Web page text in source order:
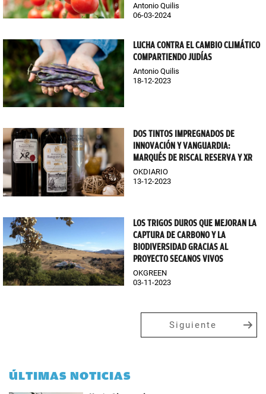
Antonio Quilis
06-03-2024
LUCHA CONTRA EL CAMBIO CLIMÁTICO
COMPARTIENDO JUDÍAS
Antonio Quilis
18-12-2023
DOS TINTOS IMPREGNADOS DE
INNOVACIÓN Y VANGUARDIA:
MARQUÉS DE RISCAL RESERVA Y XR
OKDIARIO
13-12-2023
LOS TRIGOS DUROS QUE MEJORAN LA
CAPTURA DE CARBONO Y LA
BIODIVERSIDAD GRACIAS AL
PROYECTO SECANOS VIVOS
OKGREEN
03-11-2023
Siguiente
ÚLTIMAS NOTICIAS